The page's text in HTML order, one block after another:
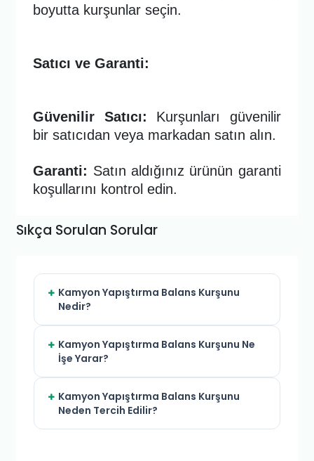
boyutta kurşunlar seçin.
Satıcı ve Garanti:
Güvenilir Satıcı: Kurşunları güvenilir
bir satıcıdan veya markadan satın alın.
Garanti: Satın aldığınız ürünün garanti
koşullarını kontrol edin.
Sıkça Sorulan Sorular
Kamyon Yapıştırma Balans Kurşunu
Nedir?
Kamyon Yapıştırma Balans Kurşunu Ne
İşe Yarar?
Kamyon Yapıştırma Balans Kurşunu
Neden Tercih Edilir?